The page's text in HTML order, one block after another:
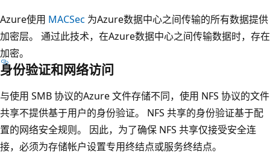
Azure使用 MACSec 为Azure数据中心之间传输的所有数据提供
加密层。 通过此技术，在Azure数据中心之间传输数据时，存在
加密。
身份验证和网络访问
与使用 SMB 协议的Azure 文件存储不同，使用 NFS 协议的文件
共享不提供基于用户的身份验证。 NFS 共享的身份验证基于配
置的网络安全规则。 因此，为了确保 NFS 共享仅接受安全连
接，必须为存储帐户设置专用终结点或服务终结点。